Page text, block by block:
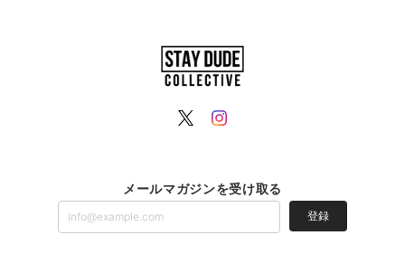
メールマガジンを受け取る
登録